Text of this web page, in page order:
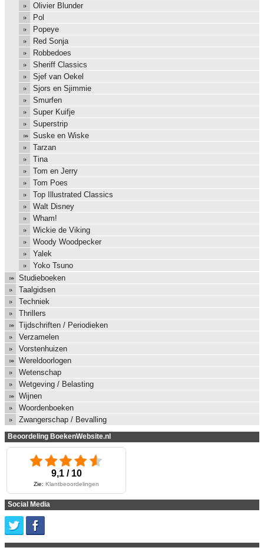
Olivier Blunder
Pol
Popeye
Red Sonja
Robbedoes
Sheriff Classics
Sjef van Oekel
Sjors en Sjimmie
Smurfen
Super Kuifje
Superstrip
Suske en Wiske
Tarzan
Tina
Tom en Jerry
Tom Poes
Top Illustrated Classics
Walt Disney
Wham!
Wickie de Viking
Woody Woodpecker
Yalek
Yoko Tsuno
Studieboeken
Taalgidsen
Techniek
Thrillers
Tijdschriften / Periodieken
Verzamelen
Vorstenhuizen
Wereldoorlogen
Wetenschap
Wetgeving / Belasting
Wijnen
Woordenboeken
Zwangerschap / Bevalling
Beoordeling BoekenWebsite.nl
9,1 / 10
Zie: Klantbeoordelingen
Social Media